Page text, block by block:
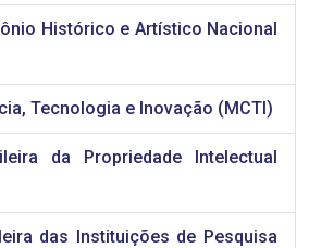
Histórico e Artístico Nacional
Tecnologia e Inovação (MCTI)
da Propriedade Intelectual
das Instituições de Pesquisa